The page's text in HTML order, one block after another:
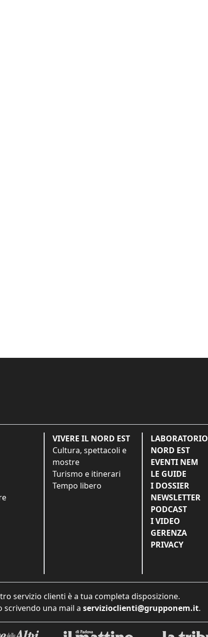
VIVERE IL NORD EST
Cultura, spettacoli e
mostre
Turismo e itinerari
Tempo libero
LABORATORIO
NORD EST
EVENTI NEM
LE GUIDE
I DOSSIER
NEWSLETTER
PODCAST
I VIDEO
GERENZA
PRIVACY
servizio clienti è a tua completa disposizione.
scrivendo una mail a servizioclienti@grupponem.it.